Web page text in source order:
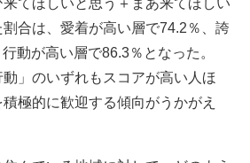
てほしいと思う＋まあ来てほしい
合は、愛着が高い層で74.2％、誇
動が高い層で86.3％となった。
動」のいずれもスコアが高い人ほ
極的に歓迎する傾向がうかがえ